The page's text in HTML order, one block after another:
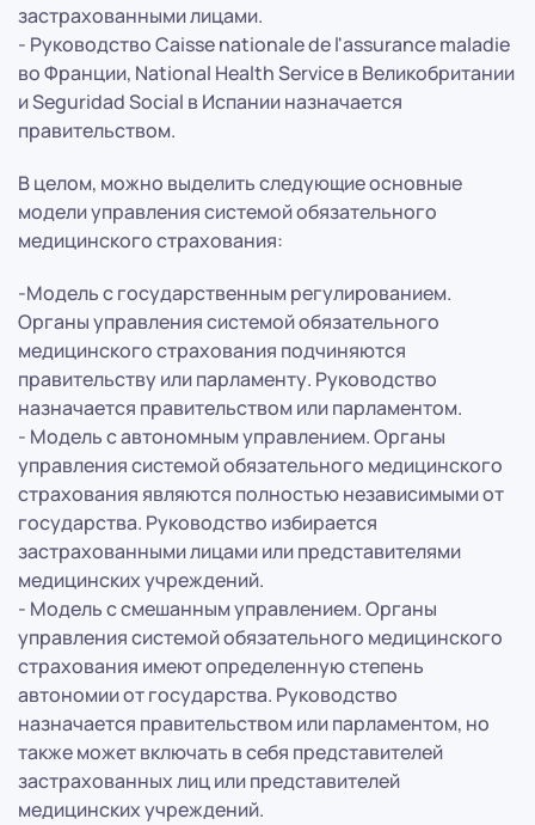
застрахованными лицами.
- Руководство Caisse nationale de l'assurance maladie
во Франции, National Health Service в Великобритании
и Seguridad Social в Испании назначается
правительством.
В целом, можно выделить следующие основные
модели управления системой обязательного
медицинского страхования:
-Модель с государственным регулированием.
Органы управления системой обязательного
медицинского страхования подчиняются
правительству или парламенту. Руководство
назначается правительством или парламентом.
- Модель с автономным управлением. Органы
управления системой обязательного медицинского
страхования являются полностью независимыми от
государства. Руководство избирается
застрахованными лицами или представителями
медицинских учреждений.
- Модель с смешанным управлением. Органы
управления системой обязательного медицинского
страхования имеют определенную степень
автономии от государства. Руководство
назначается правительством или парламентом, но
также может включать в себя представителей
застрахованных лиц или представителей
медицинских учреждений.